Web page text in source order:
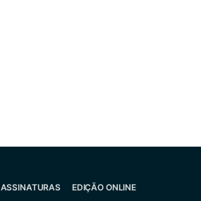
ASSINATURAS EDIÇÃO ONLINE